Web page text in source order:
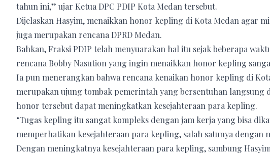
tahun ini,” ujar Ketua DPC PDIP Kota Medan tersebut.
Dijelaskan Hasyim, menaikkan honor kepling di Kota Medan agar
juga merupakan rencana DPRD Medan.
Bahkan, Fraksi PDIP telah menyuarakan hal itu sejak beberapa
rencana Bobby Nasution yang ingin menaikkan honor kepling
Ia pun menerangkan bahwa rencana kenaikan honor kepling di
merupakan ujung tombak pemerintah yang bersentuhan langsung
honor tersebut dapat meningkatkan kesejahteraan para kepling.
“Tugas kepling itu sangat kompleks dengan jam kerja yang bisa
memperhatikan kesejahteraan para kepling, salah satunya dengan
Dengan meningkatnya kesejahteraan para kepling, sambung